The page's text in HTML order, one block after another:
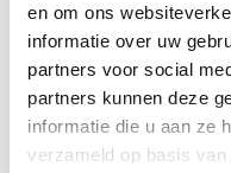
en om ons
informatie over uw
partners voor social
partners kunnen deze
informatie die u aan ze
verzameld op basis
dem Heimwerker
Perfekt im
Magnetisch:
ideal für Arbeiten
Auf Lager